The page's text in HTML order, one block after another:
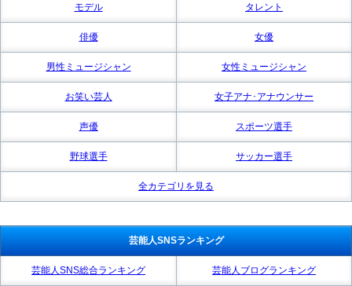
モデル タレント
俳優 女優
男性ミュージシャン 女性ミュージシャン
お笑い芸人 女子アナ･アナウンサー
声優 スポーツ選手
野球選手 サッカー選手
全カテゴリを見る
芸能人SNSランキング
芸能人SNS総合ランキング 芸能人ブログランキング